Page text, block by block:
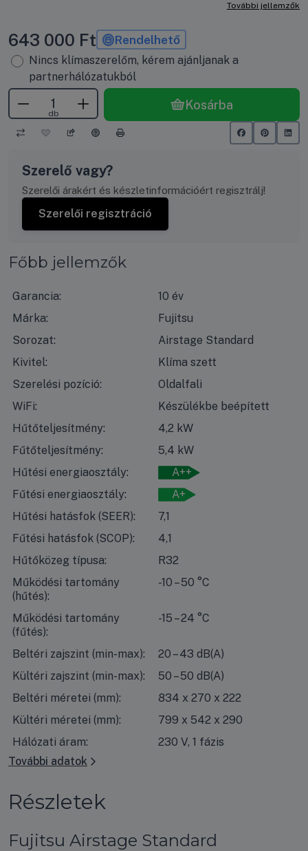
További jellemzők
643 000 Ft Rendelhető
Nincs klímaszerelőm, kérem ajánljanak a
partnerhálózatukból
db
Kosárba
Szerelő vagy?
Szerelői árakért és készletinformációért regisztrálj!
Szerelői regisztráció
Főbb jellemzők
Garancia:
10 év
Márka:
Fujitsu
Sorozat:
Airstage Standard
Kivitel:
Klíma szett
Szerelési pozíció:
Oldalfali
WiFi:
Készülékbe beépített
Hűtőteljesítmény:
4,2 kW
Fűtőteljesítmény:
5,4 kW
Hűtési energiaosztály:
A++
Fűtési energiaosztály:
A+
Hűtési hatásfok (SEER):
7,1
Fűtési hatásfok (SCOP):
4,1
Hűtőközeg típusa:
R32
Működési tartomány
(hűtés):
-10 – 50 °C
Működési tartomány
(fűtés):
-15 – 24 °C
Beltéri zajszint (min-max):
20 – 43 dB(A)
Kültéri zajszint (min-max):
50 – 50 dB(A)
Beltéri méretei (mm):
834 x 270 x 222
Kültéri méretei (mm):
799 x 542 x 290
Hálózati áram:
230 V, 1 fázis
További adatok
Részletek
Fujitsu Airstage Standard